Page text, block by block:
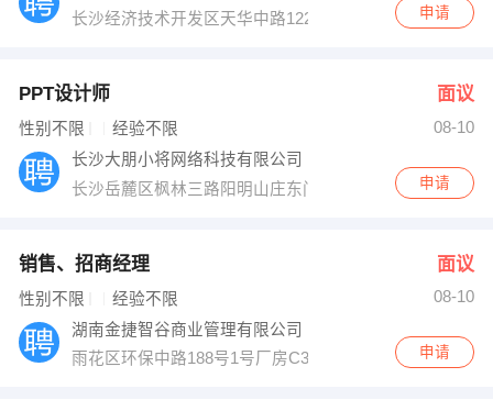
长沙经济技术开发区天华中路122号星大花园1404室
申请
PPT设计师 面议
性别不限 经验不限
08-10
长沙大朋小将网络科技有限公司
长沙岳麓区枫林三路阳明山庄东门13栋103
申请
销售、招商经理 面议
性别不限 经验不限
08-10
湖南金捷智谷商业管理有限公司
雨花区环保中路188号1号厂房C304
申请